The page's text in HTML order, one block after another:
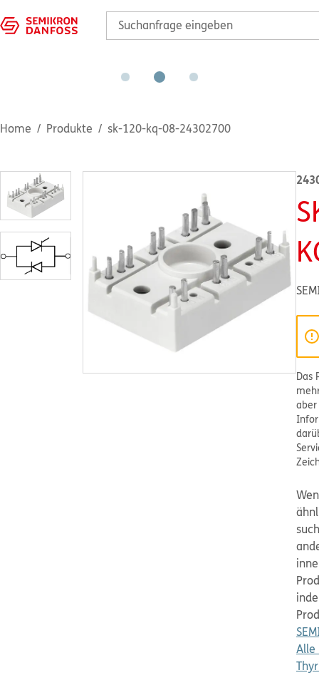
Home Produkte sk-120-kq-08-24302700
Das
Alle